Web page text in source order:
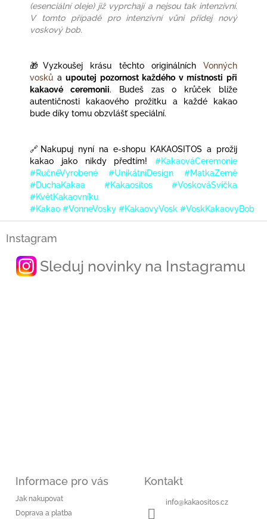
(esenciální oleje) již vyprchají a nejsou tak intenzivní.
V tomto případě pro intenzivní vůni přidej nový
voskový bob.
🎁Vyzkoušej krásu těchto originálních Vonných
vosků aupoutej pozornost každého v místnosti při
kakaové ceremonii. Budeš zas o krůček blíže
autentičnosti kakaového prožitku a každé kakao
bude díky tomu obzvlášť speciální.
🔗 Nakupuj nyní na e-shopu KAKAOSITOS a prožij
kakao jako nikdy předtím! #KakaováCeremonie
#RučněVyrobené #UnikátníDesign #MatkaZemě
#DuchaKakaa #Kakaositos #VoskováSvíčka
#KvětKakaovníku
#Kakao #VonneVosky #KakaovyVosk #VoskKakaovyBob
Instagram
Sleduj novinky na Instagramu
Informace pro vás
Jak nakupovat
Doprava a platba
Kontakt
info@kakaositos.cz